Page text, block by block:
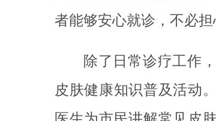
者能够安心就诊，不必担
除了日常诊疗工作
皮肤健康知识普及活动